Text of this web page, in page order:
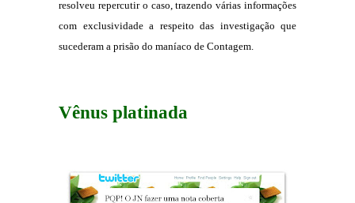
resolveu repercutir o caso, trazendo várias informações
com exclusividade a respeito das investigação que
sucederam a prisão do maníaco de Contagem.
Vênus platinada